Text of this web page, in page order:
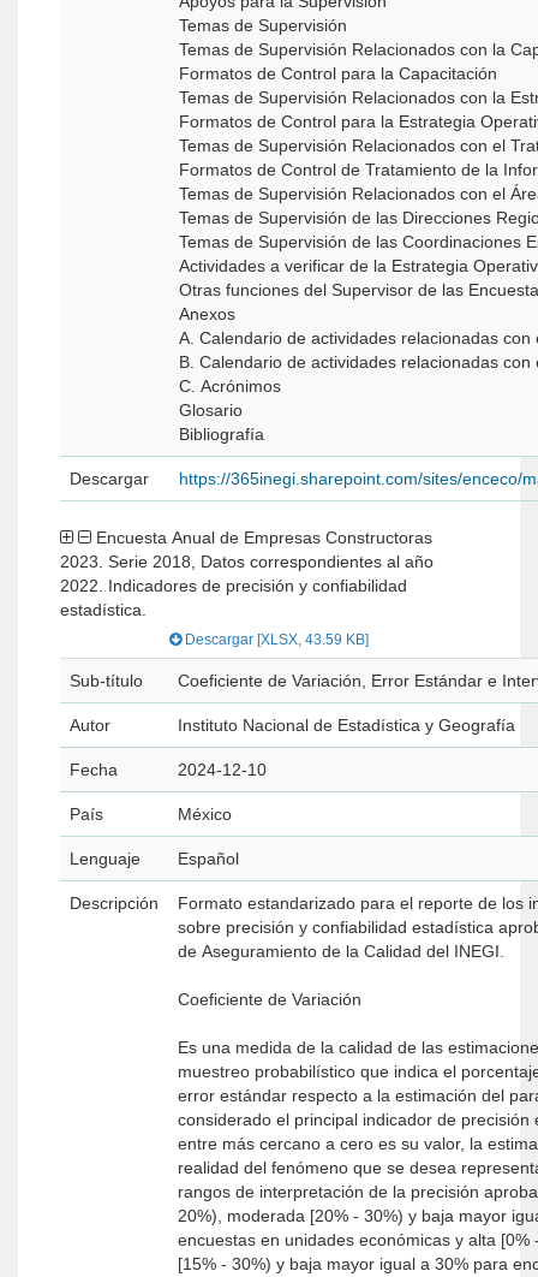
Temas de Supervisión
Temas de Supervisión Relacionados con la
Formatos de Control para la Capacitación
Temas de Supervisión Relacionados con la
Formatos de Control para la Estrategia
Temas de Supervisión Relacionados con el
Formatos de Control de Tratamiento de la
Temas de Supervisión Relacionados con el
Temas de Supervisión de las Direcciones
Temas de Supervisión de las Coordinaciones
Actividades a verificar de la Estrategia
Otras funciones del Supervisor de las
Anexos
A. Calendario de actividades relacionadas
B. Calendario de actividades relacionadas
C. Acrónimos
Glosario
Bibliografía
Descargar https://365inegi.sharepoint.com/sites/enceco/
2023. Serie 2018, Datos correspondientes al año
2022. Indicadores de precisión y confiabilidad
estadística.
Descargar [XLSX, 43.59 KB]
Sub-título Coeficiente de Variación, Error Estándar e
Autor Instituto Nacional de Estadística y Geografía
Fecha 2024-12-10
País México
Lenguaje Español
Descripción
Formato estandarizado para el reporte de los
sobre precisión y confiabilidad estadística
de Aseguramiento de la Calidad del INEGI.
Coeficiente de Variación
Es una medida de la calidad de las
muestreo probabilístico que indica el
error estándar respecto a la estimación del
considerado el principal indicador de precisión
entre más cercano a cero es su valor, la
realidad del fenómeno que se desea
rangos de interpretación de la precisión
20%), moderada [20% - 30%) y baja mayor
encuestas en unidades económicas y alta [0%
[15% - 30%) y baja mayor igual a 30% para